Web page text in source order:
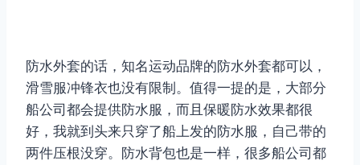
防水外套的话，知名运动品牌的防水外套都可以，
滑雪服冲锋衣也没有限制。值得一提的是，大部分
船公司都会提供防水服，而且保暖防水效果都很
好，我就到头来只穿了船上发的防水服，自己带的
两件压根没穿。防水背包也是一样，很多船公司都